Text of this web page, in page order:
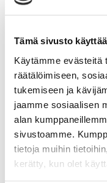
Tämä sivusto
Käytämme evästeitä
räätälöimiseen,
tukemiseen ja
jaamme sosiaalisen
alan
sivustoamme.
tietoja muihin
kerätty, kun olet
Ympäristöministeriö
vuodesta 1973
antaa 31.3.2026
kokonaan uuden
laki kumottaisiin.
lakiin päivitettäisiin
muutostarpeita
tarkistuksia.
hallitusohjelman,